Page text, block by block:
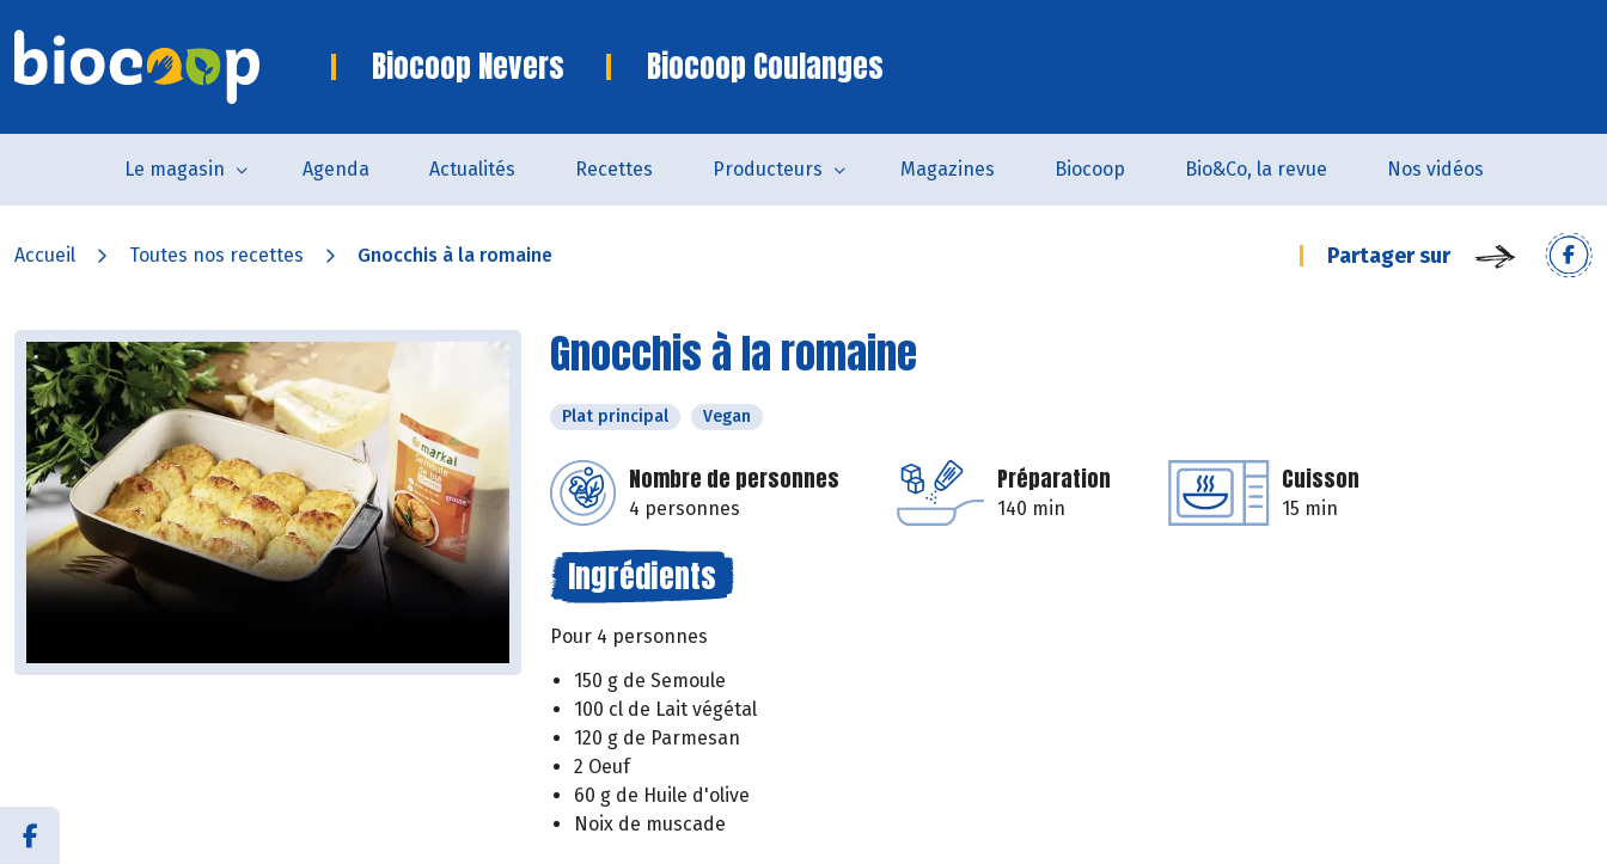
Biocoop Nevers Biocoop Coulanges
Le magasin Agenda Actualités Recettes Producteurs Magazines Biocoop Bio&Co, la revue Nos vidéos
Accueil Toutes nos recettes Gnocchis à la romaine Partager sur
Gnocchis à la romaine
Plat principal Vegan
Nombre de personnes
4 personnes
Préparation
140 min
Cuisson
15 min
Ingrédients
Pour 4 personnes
150 g de Semoule
100 cl de Lait végétal
120 g de Parmesan
2 Oeuf
60 g de Huile d'olive
Noix de muscade